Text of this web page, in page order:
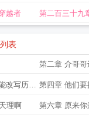
越者 第二百三十九
表
第二章 介哥哥
改写历史 第四章 他们
理啊 第六章 原来